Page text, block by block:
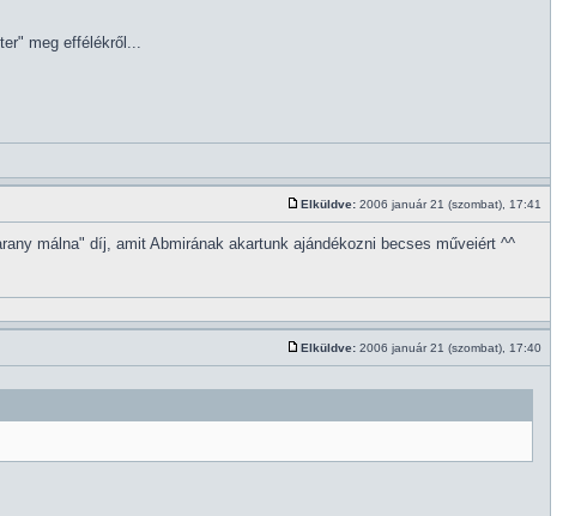
meg effélékről...
Elküldve: 2006 január 21 (szombat), 17:41
málna" díj, amit Abmirának akartunk ajándékozni becses műveiért ^^
Elküldve: 2006 január 21 (szombat), 17:40